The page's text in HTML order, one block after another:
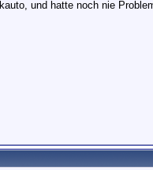
und hatte noch nie